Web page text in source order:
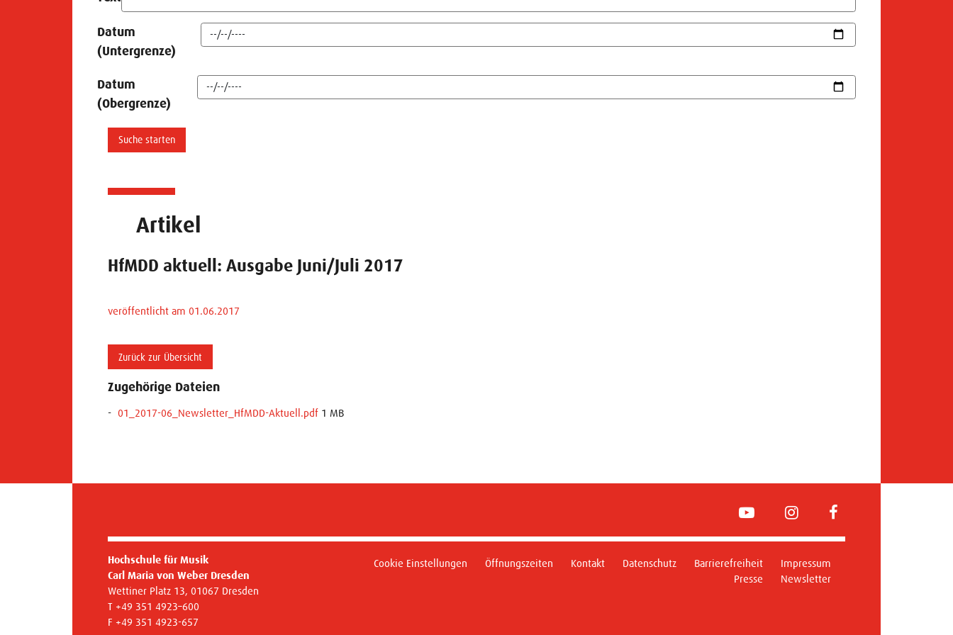
Datum
(Untergrenze)
Datum
(Obergrenze)
Artikel
HfMDD aktuell: Ausgabe Juni/Juli 2017
veröffentlicht am 01.06.2017
Zurück zur Übersicht
Zugehörige Dateien
01_2017-06_Newsletter_HfMDD-Aktuell.pdf 1 MB
YouTube Instagram
Cookie Einstellungen Öffnungszeiten Kontakt Datenschutz Barrierefreiheit
Impressum
Presse
Newsletter
Hochschule für Musik
Carl Maria von Weber Dresden
Wettiner Platz 13, 01067 Dresden
T +49 351 4923–600
F +49 351 4923-657